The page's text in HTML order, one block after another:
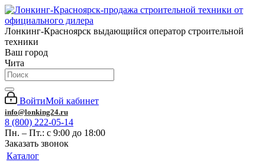
Лонкинг-Красноярск выдающийся оператор строительной
техники
Ваш город
Чита
ВойтиМой кабинет
info@lonking24.ru
8 (800) 222-05-14
Пн. – Пт.: с 9:00 до 18:00
Заказать звонок
Каталог